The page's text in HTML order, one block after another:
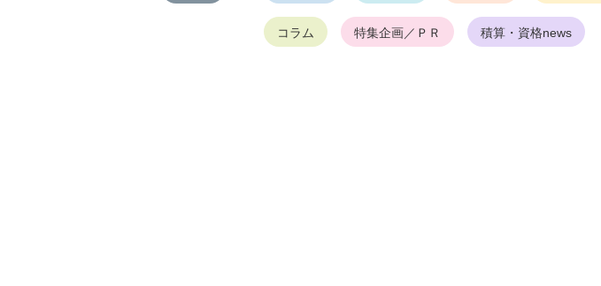
コラム 特集企画／ＰＲ 積算・資格news